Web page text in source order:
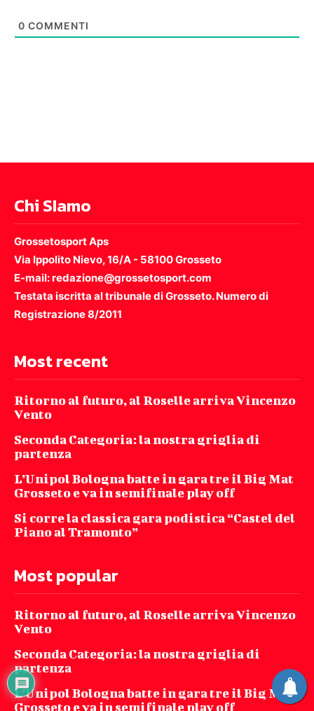
0 COMMENTI
Chi SIamo
Grossetosport Aps
Via Ippolito Nievo, 16/A - 58100 Grosseto
E-mail: redazione@grossetosport.com
Testata iscritta al tribunale di Grosseto. Numero di
Registrazione 8/2011
Most recent
Ritorno al futuro, al Roselle arriva Vincenzo
Vento
Seconda Categoria: la nostra griglia di
partenza
L’Unipol Bologna batte in gara tre il Big Mat
Grosseto e va in semifinale play off
Si corre la classica gara podistica “Castel del
Piano al Tramonto”
Most popular
Ritorno al futuro, al Roselle arriva Vincenzo
Vento
Seconda Categoria: la nostra griglia di
partenza
L’Unipol Bologna batte in gara tre il Big Mat
Grosseto e va in semifinale play off